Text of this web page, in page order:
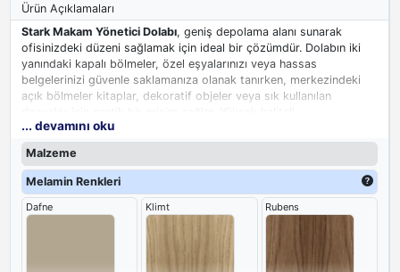
Ürün Açıklamaları
Stark Makam Yönetici Dolabı, geniş depolama alanı sunarak
ofisinizdeki düzeni sağlamak için ideal bir çözümdür. Dolabın iki
yanındaki kapalı bölmeler, özel eşyalarınızı veya hassas
belgelerinizi güvenle saklamanıza olanak tanırken, merkezindeki
açık bölmeler kitaplar, dekoratif objeler veya sık kullanılan
malzemelerden üretilmiş olması, dolabın dayanıklı yapıya sahip
olmasını ve uzun yıllar boyunca güvenle kullanılabilmesini garanti
eder.
Bumetal ayaklı dolap, hem yönetici ofisleri hem de ortak kullanım
alanları için çok yönlü bir fonksiyonel çözüm sunar. Ofisinizin her
zaman düzenli ve verimli kalmasına yardımcı olurken, estetik bir
... devamını oku
Malzeme
Melamin Renkleri
Dafne Klimt Rubens